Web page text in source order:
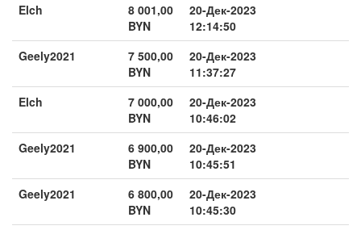
Elch
8 001,00
BYN
20-Дек-2023
12:14:50
Geely2021
7 500,00
BYN
20-Дек-2023
11:37:27
Elch
7 000,00
BYN
20-Дек-2023
10:46:02
Geely2021
6 900,00
BYN
20-Дек-2023
10:45:51
Geely2021
6 800,00
BYN
20-Дек-2023
10:45:30